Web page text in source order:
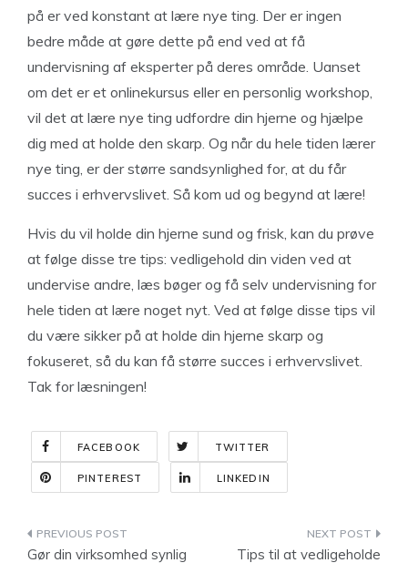
på er ved konstant at lære nye ting. Der er ingen
bedre måde at gøre dette på end ved at få
undervisning af eksperter på deres område. Uanset
om det er et onlinekursus eller en personlig workshop,
vil det at lære nye ting udfordre din hjerne og hjælpe
dig med at holde den skarp. Og når du hele tiden lærer
nye ting, er der større sandsynlighed for, at du får
succes i erhvervslivet. Så kom ud og begynd at lære!
Hvis du vil holde din hjerne sund og frisk, kan du prøve
at følge disse tre tips: vedligehold din viden ved at
undervise andre, læs bøger og få selv undervisning for
hele tiden at lære noget nyt. Ved at følge disse tips vil
du være sikker på at holde din hjerne skarp og
fokuseret, så du kan få større succes i erhvervslivet.
Tak for læsningen!
FACEBOOK TWITTER
PINTEREST LINKEDIN
Indlægsnavigation
Gør din virksomhed synlig Tips til at vedligeholde